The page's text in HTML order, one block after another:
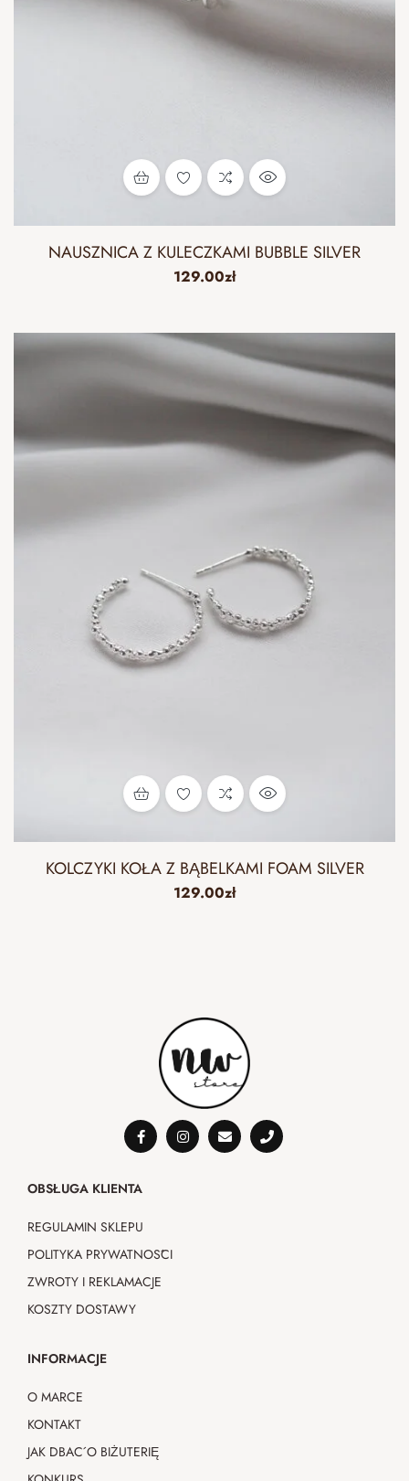
NAUSZNICA Z KULECZKAMI BUBBLE SILVER
129.00zł
KOLCZYKI KOŁA Z BĄBELKAMI FOAM SILVER
129.00zł
OBSŁUGA KLIENTA
REGULAMIN SKLEPU
POLITYKA PRYWATNOŚCI
ZWROTY I REKLAMACJE
KOSZTY DOSTAWY
INFORMACJE
O MARCE
KONTAKT
JAK DBAĆ O BIŻUTERIĘ